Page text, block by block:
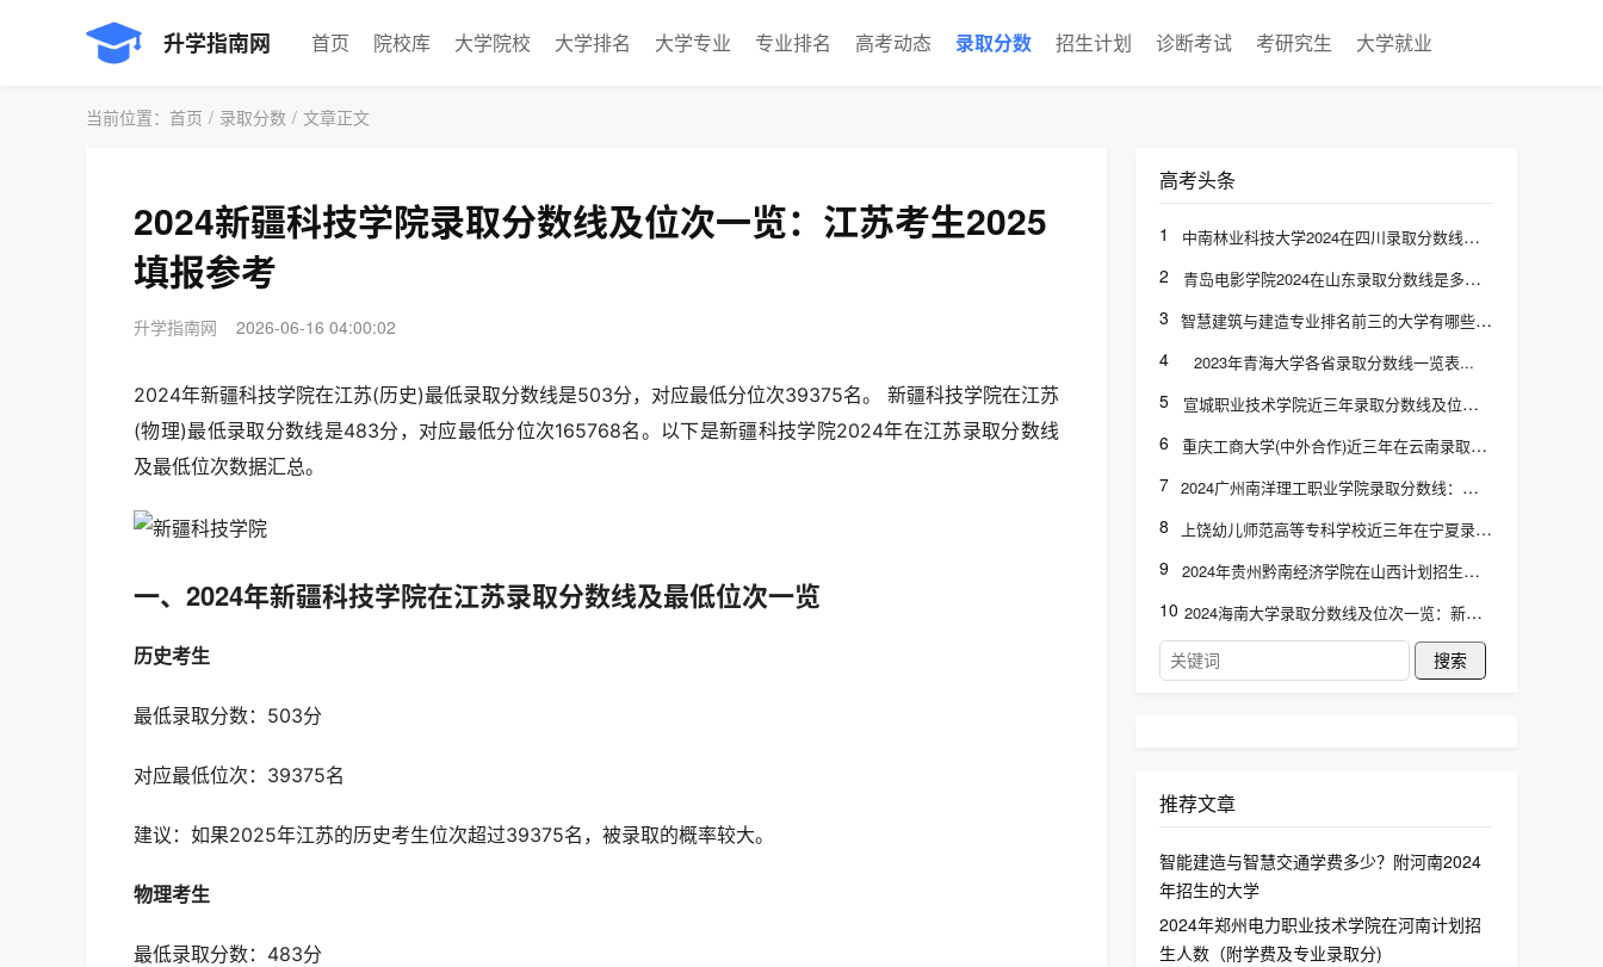
升学指南网 首页 院校库 大学院校 大学排名 大学专业 专业排名 高考动态 录取分数 招生计划 诊断考试 考研究生 大学就业
当前位置： 首页 / 录取分数 / 文章正文
2024新疆科技学院录取分数线及位次一览：江苏考生2025
填报参考
升学指南网 2026-06-16 04:00:02
2024年新疆科技学院在江苏(历史)最低录取分数线是503分，对应最低分位次39375名。 新疆科技学院在江苏
(物理)最低录取分数线是483分，对应最低分位次165768名。以下是新疆科技学院2024年在江苏录取分数线
及最低位次数据汇总。
一、2024年新疆科技学院在江苏录取分数线及最低位次一览
历史考生
最低录取分数：503分
对应最低位次：39375名
建议：如果2025年江苏的历史考生位次超过39375名，被录取的概率较大。
物理考生
最低录取分数：483分
高考头条
1
中南林业科技大学2024在四川录取分数线是多少？最低536分/最高564分
2
青岛电影学院2024在山东录取分数线是多少？最低243分/最高482分
3
智慧建筑与建造专业排名前三的大学有哪些（2024最新前三强大学名单）
4
2023年青海大学各省录取分数线一览表
5
宣城职业技术学院近三年录取分数线及位次：福建2021-2023最低分
6
重庆工商大学(中外合作)近三年在云南录取分数线(含2021-2023最低分)
7
2024广州南洋理工职业学院录取分数线：最低150分（含各专业录取最低分）
8
上饶幼儿师范高等专科学校近三年在宁夏录取分数线(含2021-2023最低分)
9
2024年贵州黔南经济学院在山西计划招生人数（附学费及专业录取分)
10
2024海南大学录取分数线及位次一览：新疆考生2025填报参考
搜索
推荐文章
智能建造与智慧交通学费多少？附河南2024
年招生的大学
2024年郑州电力职业技术学院在河南计划招
生人数（附学费及专业录取分)